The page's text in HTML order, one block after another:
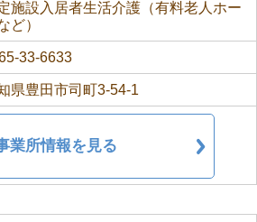
施設入居者生活介護（有料老人ホー
ど）
33-6633
県豊田市司町3-54-1
業所情報を見る